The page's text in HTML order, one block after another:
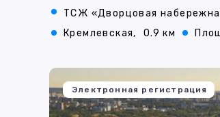
ТСЖ «Дворцовая
Кремлевская, 0.9 км
Электронная регистрация